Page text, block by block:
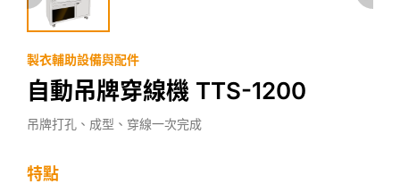
製衣輔助設備與配件
自動吊牌穿線機 TTS-1200
吊牌打孔、成型、穿線一次完成
特點